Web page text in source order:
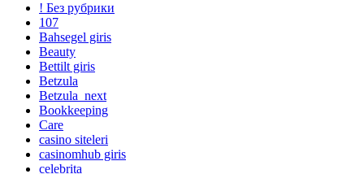
! Без рубрики
107
Bahsegel giris
Beauty
Bettilt giris
Betzula
Betzula_next
Bookkeeping
Care
casino siteleri
casinomhub giris
celebrita